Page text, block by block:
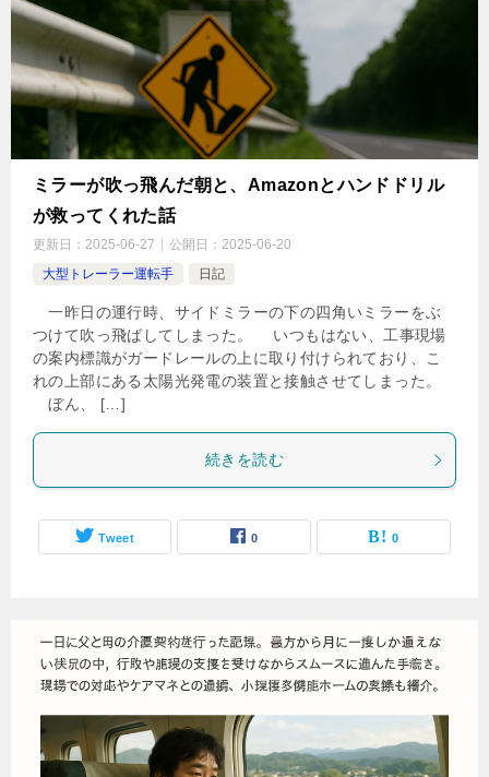
ミラーが吹っ飛んだ朝と、Amazonとハンドドリル
が救ってくれた話
更新日： 2025-06-27 公開日： 2025-06-20
大型トレーラー運転手
日記
一昨日の運行時、サイドミラーの下の四角いミラーをぶ
つけて吹っ飛ばしてしまった。 いつもはない、工事現場
の案内標識がガードレールの上に取り付けられており、こ
れの上部にある太陽光発電の装置と接触させてしまった。
ぼん、 […]
続きを読む
Tweet 0 0